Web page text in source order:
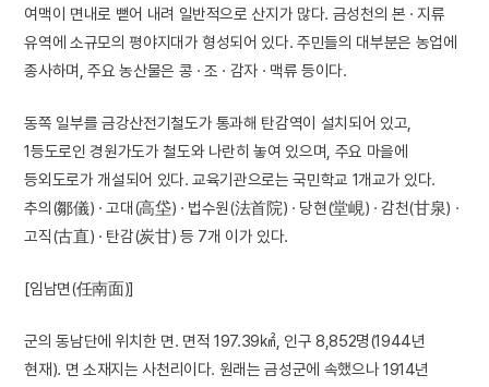
여맥이 면내로 뻗어 내려 일반적으로 산지가 많다. 금성천의 본 · 지류
유역에 소규모의 평야지대가 형성되어 있다. 주민들의 대부분은 농업에
종사하며, 주요 농산물은 콩 · 조 · 감자 · 맥류 등이다.
동쪽 일부를 금강산전기철도가 통과해 탄감역이 설치되어 있고,
1등도로인 경원가도가 철도와 나란히 놓여 있으며, 주요 마을에
등외도로가 개설되어 있다. 교육기관으로는 국민학교 1개교가 있다.
추의(鄒儀) · 고대(高垈) · 법수원(法首院) · 당현(堂峴) · 감천(甘泉) ·
고직(古直) · 탄감(炭甘) 등 7개 이가 있다.
[임남면(任南面)]
군의 동남단에 위치한 면. 면적 197.39㎢, 인구 8,852명(1944년
현재). 면 소재지는 사천리이다. 원래는 금성군에 속했으나 1914년